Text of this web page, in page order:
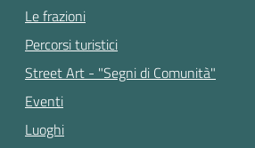
Le frazioni
Percorsi turistici
Street Art - "Segni di Comunità"
Eventi
Luoghi